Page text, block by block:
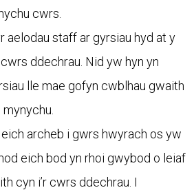
cwrs.
aelodau staff ar gyrsiau hyd at y
ddechrau. Nid yw hyn yn
lle mae gofyn cwblhau gwaith
archeb i gwrs hwyrach os yw
eich bod yn rhoi gwybod o leiaf
cyn i’r cwrs ddechrau. I